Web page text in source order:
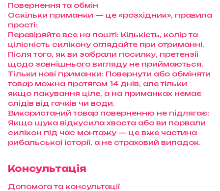
Повернення та обмін
Оскільки приманки — це «розхідник», правила
прості:
Перевіряйте все на пошті: Кількість, колір та
цілісність силікону оглядайте при отриманні.
Після того, як ви забрали посилку, претензії
щодо зовнішнього вигляду не приймаються.
Тільки нові приманки: Повернути або обміняти
товар можна протягом 14 днів, але тільки
якщо пакування ціле, а на приманках немає
слідів від гачків чи води.
Використаний товар поверненню не підлягає:
Якщо щука відкусила хвоста або ви порвали
силікон під час монтажу — це вже частина
рибальської історії, а не страховий випадок.
Консультація
Допомога та консультації